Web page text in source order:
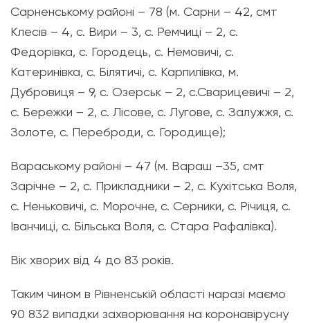
Сарненському районі – 78 (м. Сарни – 42, смт
Клесів – 4, с. Вири – 3, с. Ремчиці – 2, с.
Федорівка, с. Городець, с. Немовичі, с.
Катеринівка, с. Білятичі, с. Карпилівка, м.
Дубровиця – 9, с. Озерськ – 2, с.Сварицевичі – 2,
с. Бережки – 2, с. Лісове, с. Лугове, с. Залужжя, с.
Золоте, с. Переброди, с. Городище);
Вараському районі – 47 (м. Вараш –35, смт
Зарічне – 2, с. Прикладники – 2, с. Кухітська Воля,
с. Неньковичі, с. Морочне, с. Серники, с. Річиця, с.
Іванчиці, с. Більська Воля, с. Стара Рафалівка).
Вік хворих від 4 до 83 років.
Таким чином в Рівненській області наразі маємо
90 832 випадки захворювання на коронавірусну